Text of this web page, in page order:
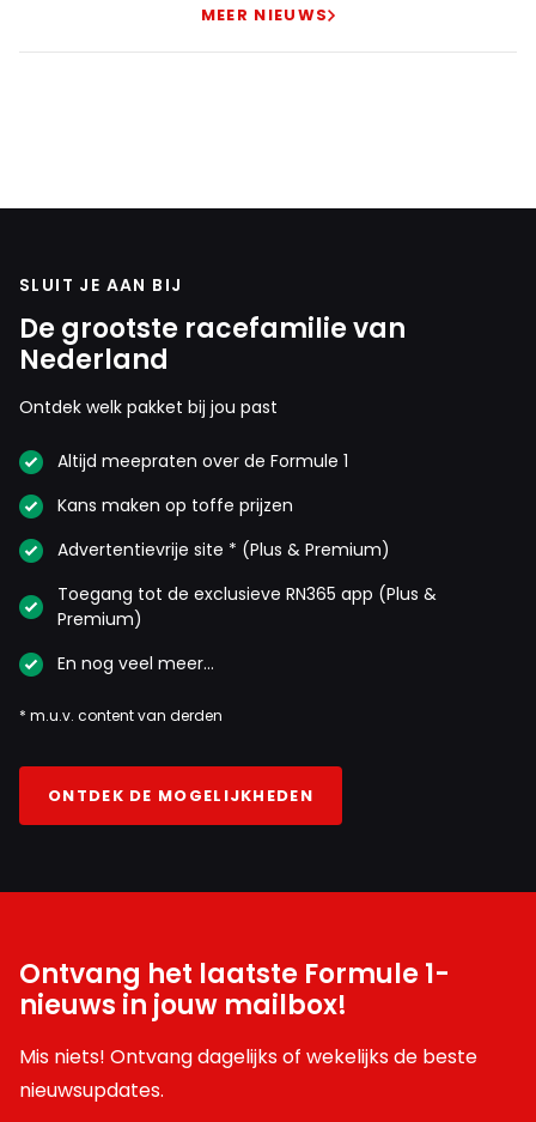
MEER NIEUWS
SLUIT JE AAN BIJ
De grootste racefamilie van
Nederland
Ontdek welk pakket bij jou past
Altijd meepraten over de Formule 1
Kans maken op toffe prijzen
Advertentievrije site * (Plus & Premium)
Toegang tot de exclusieve RN365 app (Plus &
Premium)
En nog veel meer…
* m.u.v. content van derden
ONTDEK DE MOGELIJKHEDEN
Ontvang het laatste Formule 1-
nieuws in jouw mailbox!
Mis niets! Ontvang dagelijks of wekelijks de beste
nieuwsupdates.